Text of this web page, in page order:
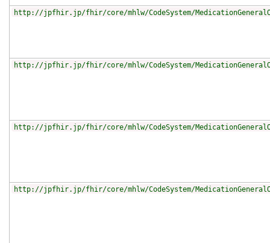
http://jpfhir.jp/fhir/core/mhlw/CodeSystem/
http://jpfhir.jp/fhir/core/mhlw/CodeSystem/
http://jpfhir.jp/fhir/core/mhlw/CodeSystem/
http://jpfhir.jp/fhir/core/mhlw/CodeSystem/